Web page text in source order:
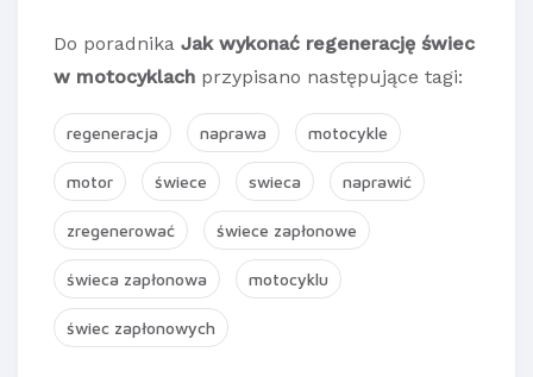
Do poradnika Jak wykonać regenerację świec
w motocyklach przypisano następujące tagi:
regeneracja naprawa motocykle
motor świece swieca naprawić
zregenerować świece zapłonowe
świeca zapłonowa motocyklu
świec zapłonowych